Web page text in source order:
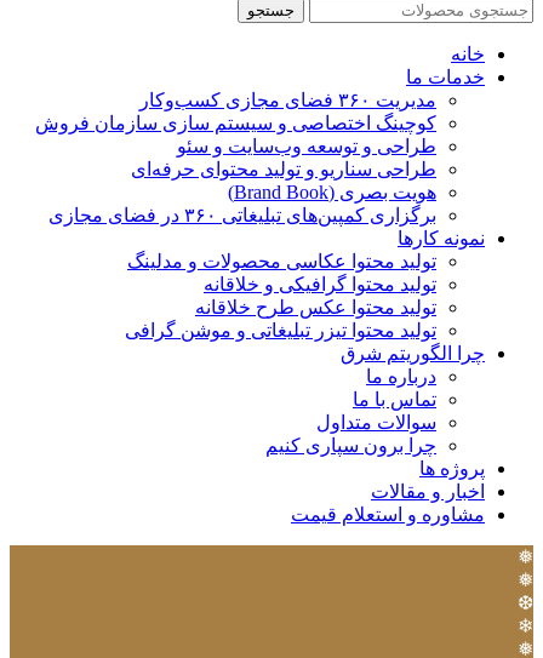
جستجو
خانه
خدمات ما
مدیریت ۳۶۰ فضای مجازی کسب‌وکار
کوچینگ اختصاصی و سیستم سازی سازمان فروش
طراحی و توسعه وب‌سایت و سئو
طراحی سناریو و تولید محتوای حرفه‌ای
هویت بصری (Brand Book)
برگزاری کمپین‌های تبلیغاتی ۳۶۰ در فضای مجازی
نمونه کارها
تولید محتوا عکاسی محصولات و مدلینگ
تولید محتوا گرافیکی و خلاقانه
تولید محتوا عکس طرح خلاقانه
تولید محتوا تیزر تبلیغاتی و موشن گرافی
چرا الگوریتم شرق
درباره ما
تماس با ما
سوالات متداول
چرا برون سپاری کنیم
پروژه ها
اخبار و مقالات
مشاوره و استعلام قیمت
❅
❅
❆
❄
❅